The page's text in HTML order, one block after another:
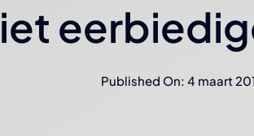
Published On: 4 maart